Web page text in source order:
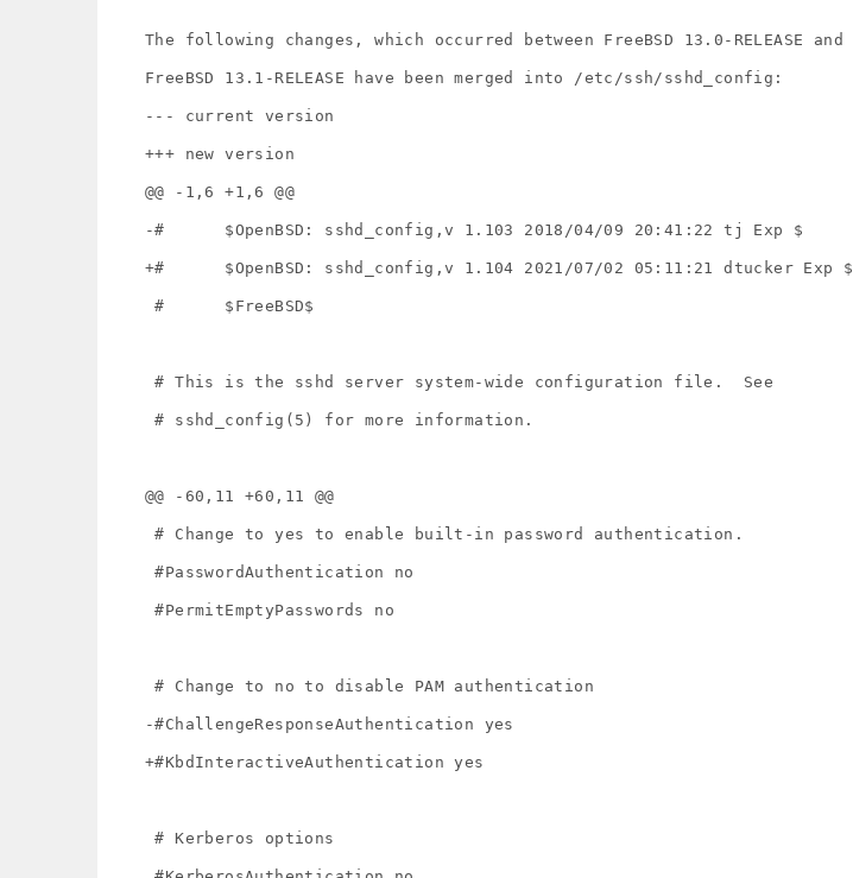
The following changes, which occurred between FreeBSD 13.0-RELEASE and
FreeBSD 13.1-RELEASE have been merged into /etc/ssh/sshd_config:
--- current version
+++ new version
@@ -1,6 +1,6 @@
-#      $OpenBSD: sshd_config,v 1.103 2018/04/09 20:41:22 tj Exp $
+#      $OpenBSD: sshd_config,v 1.104 2021/07/02 05:11:21 dtucker Exp $
#      $FreeBSD$
# This is the sshd server system-wide configuration file.  See
# sshd_config(5) for more information.
@@ -60,11 +60,11 @@
# Change to yes to enable built-in password authentication.
#PasswordAuthentication no
#PermitEmptyPasswords no
# Change to no to disable PAM authentication
-#ChallengeResponseAuthentication yes
+#KbdInteractiveAuthentication yes
# Kerberos options